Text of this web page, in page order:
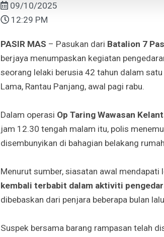
09/10/2025
12:29 PM
PASIR MAS – Pasukan dari Batalion 7
berjaya menumpaskan kegiatan
seorang lelaki berusia 42 tahun dalam
Lama, Rantau Panjang, awal pagi rabu.
Dalam operasi Op Taring Wawasan
jam 12.30 tengah malam itu, polis
disembunyikan di bahagian belakang
Menurut sumber, siasatan awal mendapati
kembali terbabit dalam aktiviti
dibebaskan dari penjara beberapa bulan
Suspek bersama barang rampasan telah